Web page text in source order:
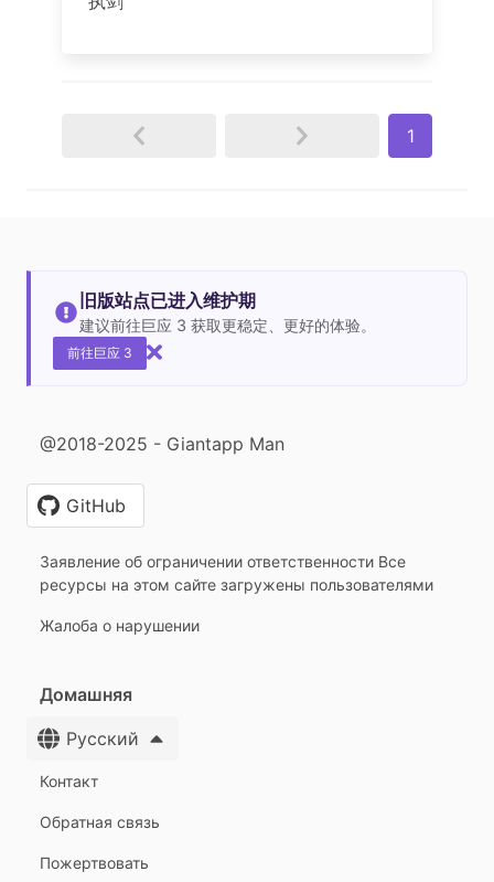
1
旧版站点已进入维护期
建议前往巨应 3 获取更稳定、更好的体验。
前往巨应 3
@2018-2025 - Giantapp Man
GitHub
Заявление об ограничении ответственности Все
ресурсы на этом сайте загружены пользователями
Жалоба о нарушении
Домашняя
Русский
Контакт
Обратная связь
Пожертвовать